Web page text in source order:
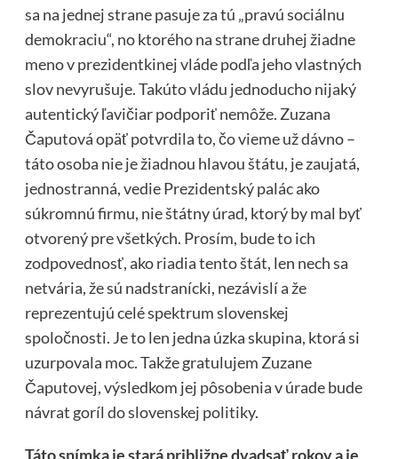
sa na jednej strane pasuje za tú „pravú sociálnu
demokraciu“, no ktorého na strane druhej žiadne
meno v prezidentkinej vláde podľa jeho vlastných
slov nevyrušuje. Takúto vládu jednoducho nijaký
autentický ľavičiar podporiť nemôže. Zuzana
Čaputová opäť potvrdila to, čo vieme už dávno –
táto osoba nie je žiadnou hlavou štátu, je zaujatá,
jednostranná, vedie Prezidentský palác ako
súkromnú firmu, nie štátny úrad, ktorý by mal byť
otvorený pre všetkých. Prosím, bude to ich
zodpovednosť, ako riadia tento štát, len nech sa
netvária, že sú nadstranícki, nezávislí a že
reprezentujú celé spektrum slovenskej
spoločnosti. Je to len jedna úzka skupina, ktorá si
uzurpovala moc. Takže gratulujem Zuzane
Čaputovej, výsledkom jej pôsobenia v úrade bude
návrat goríl do slovenskej politiky.
Táto snímka je stará približne dvadsať rokov a je